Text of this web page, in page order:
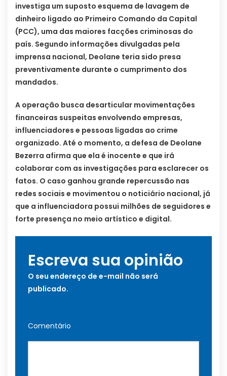
investiga um suposto esquema de lavagem de
dinheiro ligado ao Primeiro Comando da Capital
(PCC), uma das maiores facções criminosas do
país. Segundo informações divulgadas pela
imprensa nacional, Deolane teria sido presa
preventivamente durante o cumprimento dos
mandados.
A operação busca desarticular movimentações
financeiras suspeitas envolvendo empresas,
influenciadores e pessoas ligadas ao crime
organizado. Até o momento, a defesa de Deolane
Bezerra afirma que ela é inocente e que irá
colaborar com as investigações para esclarecer os
fatos. O caso ganhou grande repercussão nas
redes sociais e movimentou o noticiário nacional, já
que a influenciadora possui milhões de seguidores e
forte presença no meio artístico e digital.
Escreva sua opinião
O seu endereço de e-mail não será
publicado.
Comentário